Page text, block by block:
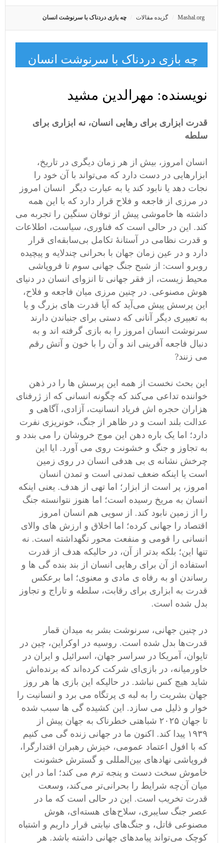
Mashal.org گزیده مقالات چه بازی دردناک با سرنوشت انسان
چه بازی دردناک با سرنوشت انسان
نویسنده: مهرالدین مشید
قدرت ابزاری برای رهایی انسان، نه ابزاری برای
سلطه
انسان امروز، بیش از هر زمان دیگری در تاریخ،
ابزارهایی در دست دارد که می‌تواند با آن خود را
نجات دهد یا نابود کند یا به عبارت دیگر انسان امروز
در مرزی از فاجعه و فلاح قرار دارد که با این همه
داشته ها خاموشی پیش از توفان سنگین را تجربه می
کند. این در حالی است که فناوری، سیاست، اطلاعات
و قدرت نظامی در آستانهٔ تکامل بی‌سابقه‌ای قرار
دارد و در عین زمان جهان با بحرانی چندلایه و پیچیده
روبرو است: از شبح جنگ جهانی سوم تا فروپاشی
محیط زیست، از فقر جهانی تا انزوای انسان در دنیای
هوش مصنوعی. در چنین مرزی میان فاجعه و فلاح،
این پرسش پیش می‌آید که آیا قدرت های بزرگ و یا
به تعبیری دیگر آنانی که دستی برای جنباندن دارند
سرنوشت انسان امروز را به بازی گرفته‌ اند و به
دنبال فاجعه آفرینی اند و آن را با خون و آتش رقم
می زنند?
این بحث نخست از همه این پرسش ها را در ذهن
خواننده تداعی می‌کند که چگونه انسانی که از ژرفنای
هزاران حجره اش فریاد انسانیت، آزادی، آگاهی و
عدالت بلند است و در ظاهر از جنگ، خونریزی نفرت
دارد؛ اما یک باره دهن این موج خروشان را می بندد و
به تجاوز و جنگ و خشونت روی می آورد. ایا این
چرخش نشانه ی بی هدفی انسان در روی زمین
است یا اینکه ضعف تمدنی است و تمدن انسان
امروز، پر است از ابزار؛ اما تهی از هدف. یعنی اینکه
انسان به مریخ رسیده است؛ اما هنوز نتوانسته جنگ
را از زمین نابود کند. از سویی هم انسان امروز
اقتصاد را جهانی کرده؛ اما اخلاق و ارزش های والای
انسانی را قومی و منفعت محور نگهداشته است. نه
تنها این؛ بلکه بدتر از آن، در حالیکه هدف از قدرت
استفاده از آن برای رهایی انسان از بند بنده گی ها و
رساندن او به رفاه ی مادی و معنوی؛ اما برعکس
قدرت به ابزاری برای رقابت، سلطه و تاراج و تجاوز
بدل شده است.
در چنین جهانی، سرنوشت بشر به میدان قمار
قدرت‌ها بدل شده است. روسیه در اوکراین، چین در
تایوان، آمریکا در سراسر جهان، اسرائیل و ایران در
خاورمیانه، در بازی‌ای شرکت کرده‌اند که برنده‌اش
شاید هیچ‌ کس نباشد. در حالیکه این بازی ها هر روز
جهان بشریت را به لبه ی پرتگاه می برد و انسانیت را
خوار و ذلیل می سازد. این کشیده گی ها سبب شده
تا جهان ۲۰۲۵ شباهتی خطرناک به جهان پیش از
۱۹۳۹ پیدا کند. اکنون ما در جهانی زنده گی می کنیم
که با افول اعتماد عمومی، خیزش رهبران اقتدارگرا،
فروپاشی نهادهای بین‌المللی و گسترش خشونت
خاموش سخت دست و پنجه ترم می کند؛ اما در این
میان آن‌چه شرایط را بحرانی‌تر می‌کند، وسعت
قدرت تخریب است. این در حالی است که ما در
عصر جنگ سایبری، سلاح‌های هسته‌ای، هوش
مصنوعی قاتل، و جنگ‌های نیابتی قرار داریم و اشتباه
کوچک می‌تواند پیامدهای جهانی داشته باشد. هر